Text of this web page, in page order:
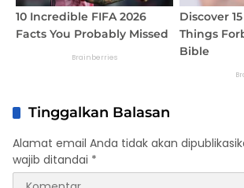
Tinggalkan Balasan
Alamat email Anda tidak akan
wajib ditandai *